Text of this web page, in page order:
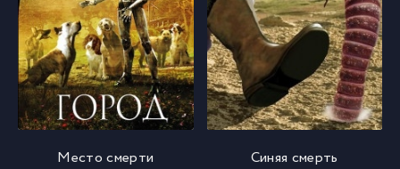
Место смерти Синяя смерть